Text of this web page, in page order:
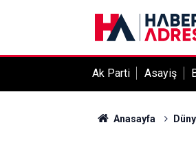
Ak Parti Asayiş
Anasayfa